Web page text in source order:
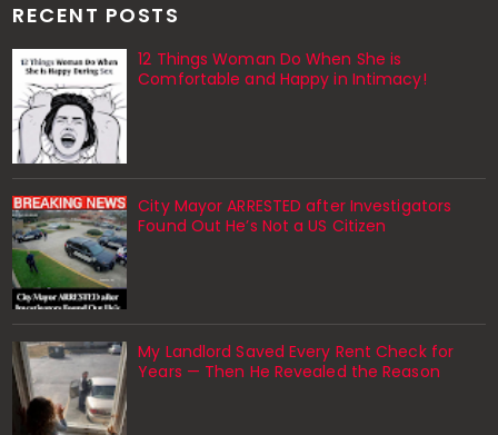
RECENT POSTS
12 Things Woman Do When She is
Comfortable and Happy in Intimacy!
City Mayor ARRESTED after Investigators
Found Out He’s Not a US Citizen
My Landlord Saved Every Rent Check for
Years — Then He Revealed the Reason